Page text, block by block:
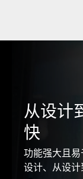
从设计
快
功能强大且
设计、从设计